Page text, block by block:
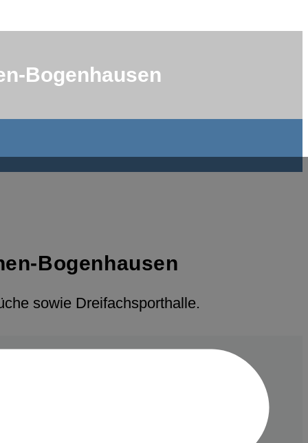
Bogenhausen
Bogenhausen
sowie Dreifachsporthalle.